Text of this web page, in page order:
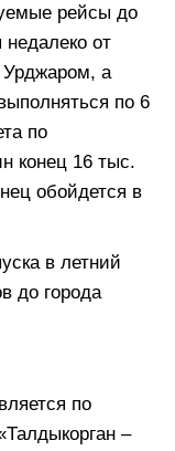
рейсы до
недалеко от
а
по 6
по
конец 16 тыс.
обойдется в
в летний
до города
по
–